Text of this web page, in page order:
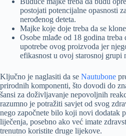
postojati potencijalne opasnosti
nerođenog deteta.
Majke koje doje treba da se
Osobe mlađe od 18 godina treba
upotrebe ovog proizvoda jer
efikasnost u ovoj starosnoj grupi
Ključno je naglasiti da se Nautubone
prirodnih komponenti, što dovodi do
šansi za doživljavanje nepovoljnih
razumno je potražiti savjet od svog
nego započnete bilo koji novi dodatak
liječenja, posebno ako već imate
trenutno koristite druge lijekove.